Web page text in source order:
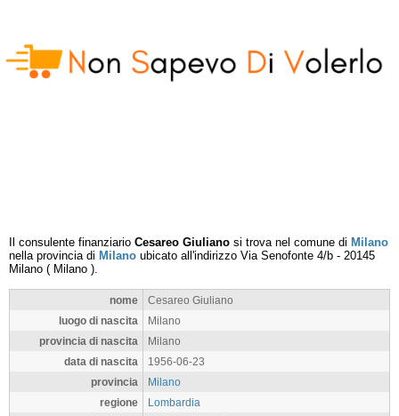
Il consulente finanziario Cesareo Giuliano si trova nel comune di Milano
nella provincia di Milano ubicato all'indirizzo Via Senofonte 4/b - 20145
Milano ( Milano ).
nome
Cesareo Giuliano
luogo di nascita
Milano
provincia di nascita
Milano
data di nascita
1956-06-23
provincia
Milano
regione
Lombardia